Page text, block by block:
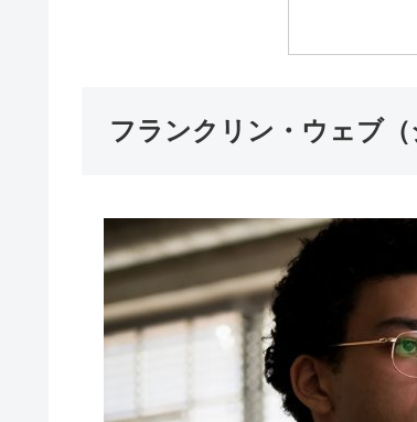
フランクリン・ウェブ（